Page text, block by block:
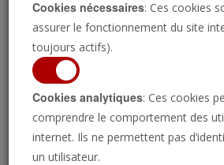
importantes directement par e-mail.
Regarder
Cookies nécessaires: Ces cookies
assurer le fonctionnement du site
toujours actifs).
Cookies analytiques: Ces cookies
comprendre le comportement des
internet. Ils ne permettent pas
un utilisateur.